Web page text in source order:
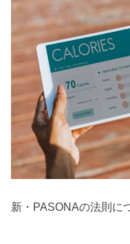
新・PASONAの法則に